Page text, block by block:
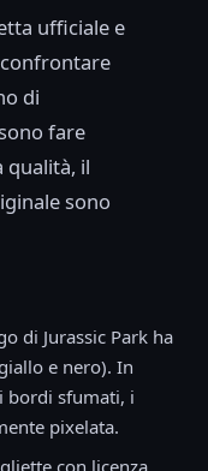
ufficiale e
di
fare
qualità, il
sono
di Jurassic Park ha
e nero). In
bordi sfumati, i
pixelata.
con licenza